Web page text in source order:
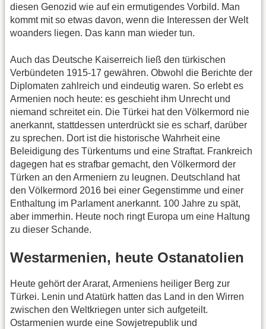
diesen Genozid wie auf ein ermutigendes Vorbild. Man
kommt mit so etwas davon, wenn die Interessen der Welt
woanders liegen. Das kann man wieder tun.
Auch das Deutsche Kaiserreich ließ den türkischen
Verbündeten 1915-17 gewähren. Obwohl die Berichte der
Diplomaten zahlreich und eindeutig waren. So erlebt es
Armenien noch heute: es geschieht ihm Unrecht und
niemand schreitet ein. Die Türkei hat den Völkermord nie
anerkannt, stattdessen unterdrückt sie es scharf, darüber
zu sprechen. Dort ist die historische Wahrheit eine
Beleidigung des Türkentums und eine Straftat. Frankreich
dagegen hat es strafbar gemacht, den Völkermord der
Türken an den Armeniern zu leugnen. Deutschland hat
den Völkermord 2016 bei einer Gegenstimme und einer
Enthaltung im Parlament anerkannt. 100 Jahre zu spät,
aber immerhin. Heute noch ringt Europa um eine Haltung
zu dieser Schande.
Westarmenien, heute Ostanatolien
Heute gehört der Ararat, Armeniens heiliger Berg zur
Türkei. Lenin und Atatürk hatten das Land in den Wirren
zwischen den Weltkriegen unter sich aufgeteilt.
Ostarmenien wurde eine Sowjetrepublik und